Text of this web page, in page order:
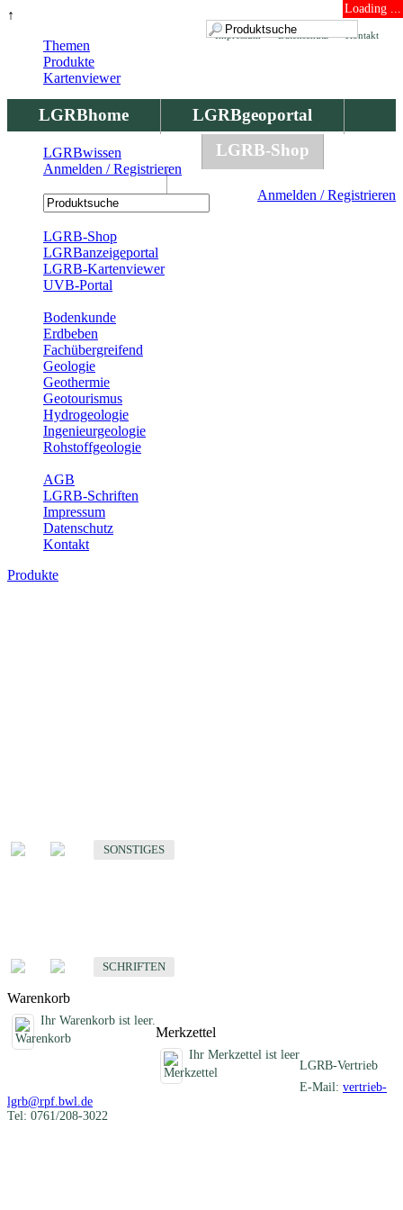
↑ Loading ...
Kontakt
Datenschutz
Impressum
LGRBhome
LGRBgeoportal
LGRBbohrungen
LGRB-Shop
Anmelden / Registrieren
Themen
Produkte
Kartenviewer
LGRBwissen
Anmelden / Registrieren
LGRB-Shop
LGRBanzeigeportal
LGRB-Kartenviewer
UVB-Portal
Bodenkunde
Erdbeben
Fachübergreifend
Geologie
Geothermie
Geotourismus
Hydrogeologie
Ingenieurgeologie
Rohstoffgeologie
AGB
LGRB-Schriften
Impressum
Datenschutz
Kontakt
Produkte
SONSTIGES
SCHRIFTEN
Warenkorb
Ihr Warenkorb ist leer.
Merkzettel
Ihr Merkzettel ist leer
LGRB-Vertrieb
E-Mail: vertrieb-
lgrb@rpf.bwl.de
Tel: 0761/208-3022